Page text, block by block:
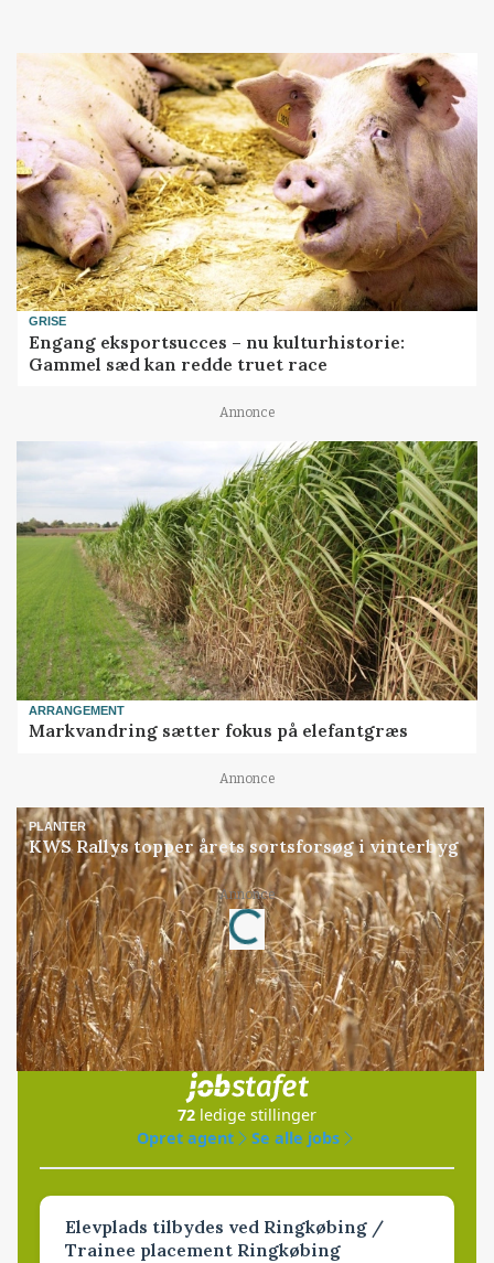
GRISE
Engang eksportsucces – nu kulturhistorie:
Gammel sæd kan redde truet race
Annonce
ARRANGEMENT
Markvandring sætter fokus på elefantgræs
Annonce
PLANTER
KWS Rallys topper årets sortsforsøg i vinterbyg
Annonce
Loading...
Jobs
i samarbejde med
72 ledige stillinger
Opret agent
Se alle jobs
Elevplads tilbydes ved Ringkøbing /
Trainee placement Ringkøbing